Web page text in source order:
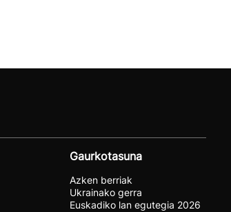
Gaurkotasuna
Azken berriak
Ukrainako gerra
Euskadiko lan egutegia 2026